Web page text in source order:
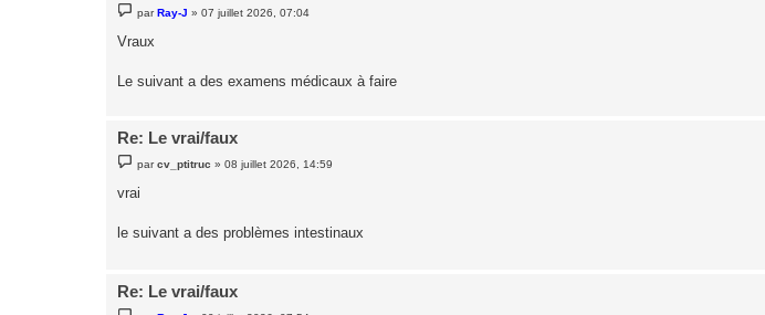
e
s
e
parRay-J »07 juillet 2026, 07:04
Vraux
Le suivant a des examens médicaux à faire
Re: Le vrai/faux
e
s
s
e
parcv_ptitruc »08 juillet 2026, 14:59
vrai
le suivant a des problèmes intestinaux
Re: Le vrai/faux